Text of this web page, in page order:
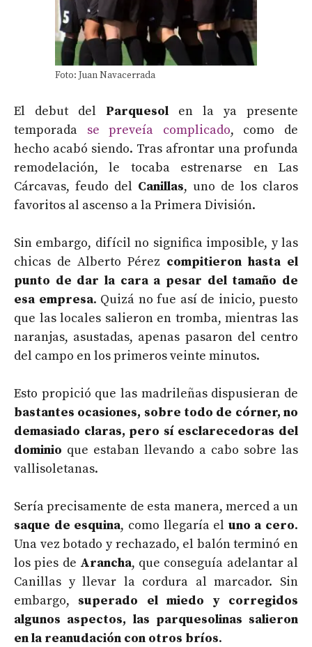
Foto: Juan Navacerrada
El debut del Parquesol en la ya presente
temporada se preveía complicado, como de
hecho acabó siendo. Tras afrontar una profunda
remodelación, le tocaba estrenarse en Las
Cárcavas, feudo del Canillas, uno de los claros
favoritos al ascenso a la Primera División.
Sin embargo, difícil no significa imposible, y las
chicas de Alberto Pérez compitieron hasta el
punto de dar la cara a pesar del tamaño de
esa empresa. Quizá no fue así de inicio, puesto
que las locales salieron en tromba, mientras las
naranjas, asustadas, apenas pasaron del centro
del campo en los primeros veinte minutos.
Esto propició que las madrileñas dispusieran de
bastantes ocasiones, sobre todo de córner, no
demasiado claras, pero sí esclarecedoras del
dominio que estaban llevando a cabo sobre las
vallisoletanas.
Sería precisamente de esta manera, merced a un
saque de esquina, como llegaría el uno a cero.
Una vez botado y rechazado, el balón terminó en
los pies de Arancha, que conseguía adelantar al
Canillas y llevar la cordura al marcador. Sin
embargo, superado el miedo y corregidos
algunos aspectos, las parquesolinas salieron
en la reanudación con otros bríos.